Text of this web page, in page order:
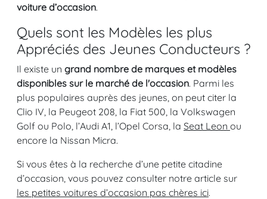
voiture d’occasion.
Quels sont les Modèles les plus
Appréciés des Jeunes Conducteurs ?
Il existe un grand nombre de marques et modèles
disponibles sur le marché de l'occasion. Parmi les
plus populaires auprès des jeunes, on peut citer la
Clio IV, la Peugeot 208, la Fiat 500, la Volkswagen
Golf ou Polo, l’Audi A1, l’Opel Corsa, la Seat Leon ou
encore la Nissan Micra.
Si vous êtes à la recherche d’une petite citadine
d’occasion, vous pouvez consulter notre article sur
les petites voitures d’occasion pas chères ici.